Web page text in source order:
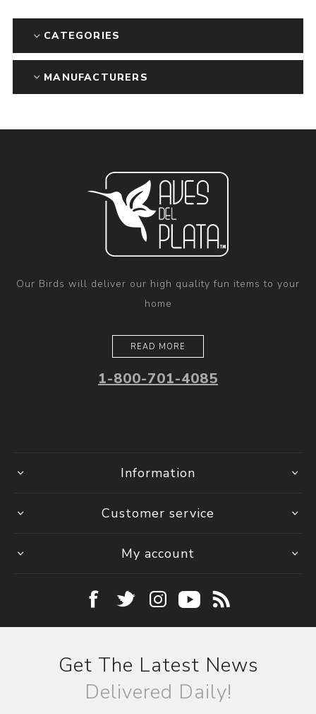
CATEGORIES
MANUFACTURERS
Our Birds will deliver our high quality fun items to your
home
READ MORE
1-800-701-4085
Information
Customer service
My account
Get The Latest News
Delivered Daily!